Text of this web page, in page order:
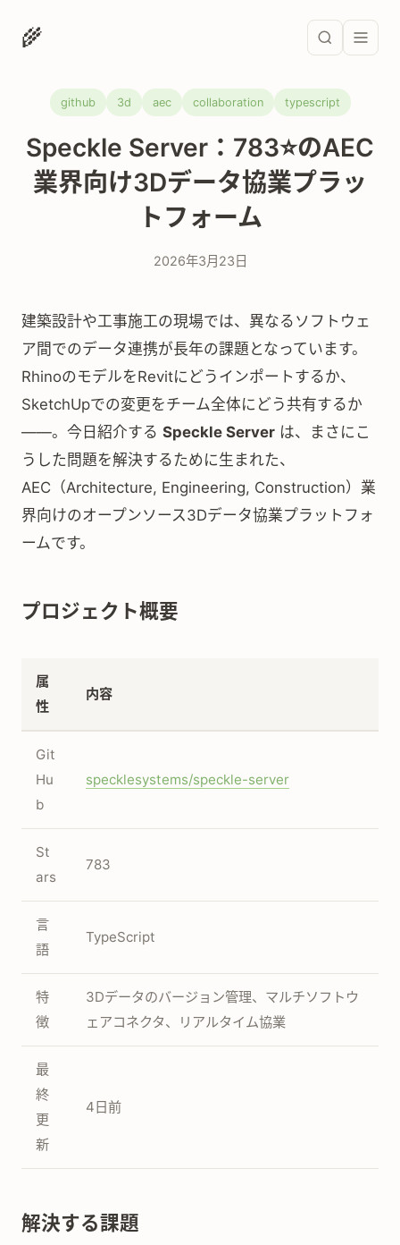
🌾
github 3d aec collaboration typescript
Speckle Server：783⭐のAEC
業界向け3Dデータ協業プラッ
トフォーム
2026年3月23日
建築設計や工事施工の現場では、異なるソフトウェ
ア間でのデータ連携が長年の課題となっています。
RhinoのモデルをRevitにどうインポートするか、
SketchUpでの変更をチーム全体にどう共有するか
——。今日紹介する Speckle Server は、まさにこ
うした問題を解決するために生まれた、
AEC（Architecture, Engineering, Construction）業
界向けのオープンソース3Dデータ協業プラットフォ
ームです。
プロジェクト概要
属
性
内容
Git
Hu
b
specklesystems/speckle-server
St
ars
783
言
語
TypeScript
特
徴
3Dデータのバージョン管理、マルチソフトウ
ェアコネクタ、リアルタイム協業
最
終
更
新
4日前
解決する課題